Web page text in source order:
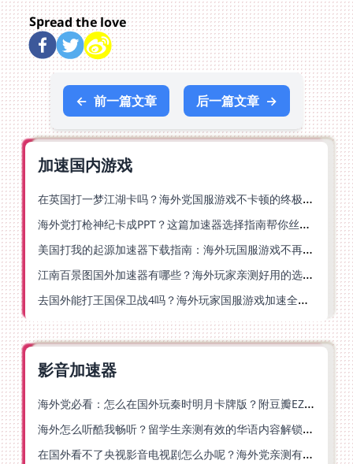
Spread the love
← 前一篇文章 后一篇文章 →
加速国内游戏
在英国打一梦江湖卡吗？海外党国服游戏不卡顿的终极解法
海外党打枪神纪卡成PPT？这篇加速器选择指南帮你丝滑上分
美国打我的起源加速器下载指南：海外玩国服游戏不再卡的终极方案
江南百景图国外加速器有哪些？海外玩家亲测好用的选择与避坑指南
去国外能打王国保卫战4吗？海外玩家国服游戏加速全攻略（附公主连结幻想江湖实测）
影音加速器
海外党必看：怎么在国外玩秦时明月卡牌版？附豆瓣EZCast地区限制破解法
海外怎么听酷我畅听？留学生亲测有效的华语内容解锁指南
在国外看不了央视影音电视剧怎么办呢？海外党亲测有效的回国加速方案